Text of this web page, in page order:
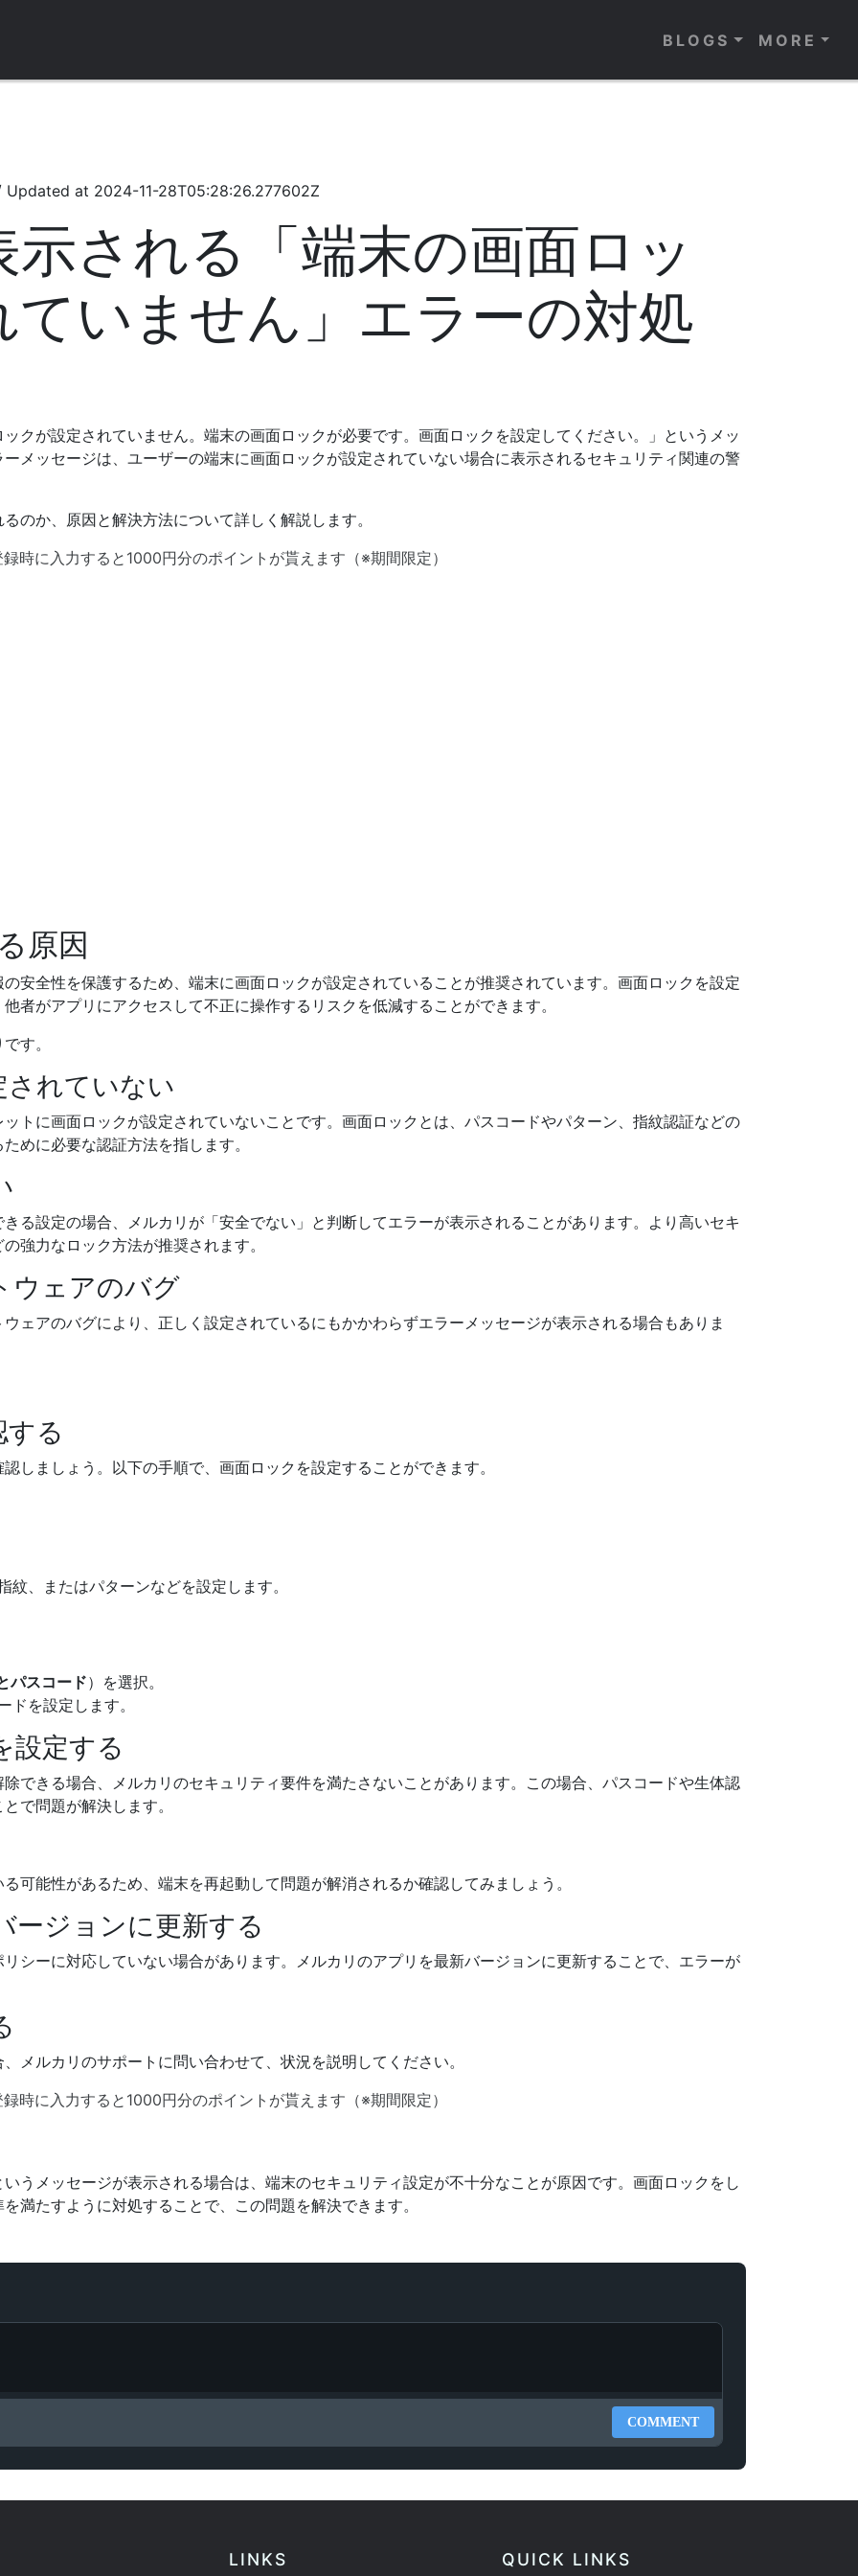
BLOGS MORE
Updated at 2024-11-28T05:28:26.277602Z
される「端末の画面ロッ
いません」エラーの対処
クが設定されていません。端末の画面ロックが必要です。画面ロックを設定してください。」というメッ
メッセージは、ユーザーの端末に画面ロックが設定されていない場合に表示されるセキュリティ関連の警
のか、原因と解決方法について詳しく解説します。
時に入力すると1000円分のポイントが貰えます（※期間限定）
原因
安全性を保護するため、端末に画面ロックが設定されていることが推奨されています。画面ロックを設定
者がアプリにアクセスして不正に操作するリスクを低減することができます。
す。
されていない
トに画面ロックが設定されていないことです。画面ロックとは、パスコードやパターン、指紋認証などの
めに必要な認証方法を指します。
る設定の場合、メルカリが「安全でない」と判断してエラーが表示されることがあります。より高いセキ
強力なロック方法が推奨されます。
ウェアのバグ
ェアのバグにより、正しく設定されているにもかかわらずエラーメッセージが表示される場合もありま
る
しましょう。以下の手順で、画面ロックを設定することができます。
紋、またはパターンなどを設定します。
パスコード）を選択。
ドを設定します。
設定する
できる場合、メルカリのセキュリティ要件を満たさないことがあります。この場合、パスコードや生体認
で問題が解決します。
可能性があるため、端末を再起動して問題が解消されるか確認してみましょう。
ージョンに更新する
シーに対応していない場合があります。メルカリのアプリを最新バージョンに更新することで、エラーが
メルカリのサポートに問い合わせて、状況を説明してください。
時に入力すると1000円分のポイントが貰えます（※期間限定）
うメッセージが表示される場合は、端末のセキュリティ設定が不十分なことが原因です。画面ロックをし
満たすように対処することで、この問題を解決できます。
COMMENT
LINKS QUICK LINKS